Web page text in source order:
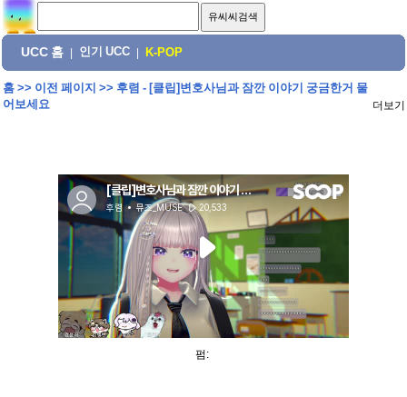
UCC 홈 인기 UCC K-POP
홈>> 이전 페이지 >> 후렴 - [클립]변호사님과 잠깐 이야기 궁금한거 물
어보세요
더보기
펌: